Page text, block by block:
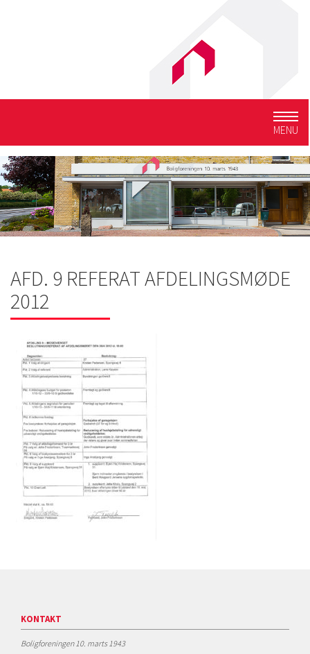
MENU
AFD. 9 REFERAT AFDELINGSMØDE
2012
KONTAKT
Boligforeningen 10. marts 1943